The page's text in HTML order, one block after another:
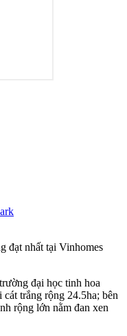
đạt nhất tại Vinhomes
đại học tinh hoa
trắng rộng 24.5ha; bên
rộng lớn nằm đan xen